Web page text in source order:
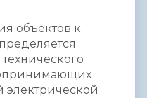
объектов к
электрической